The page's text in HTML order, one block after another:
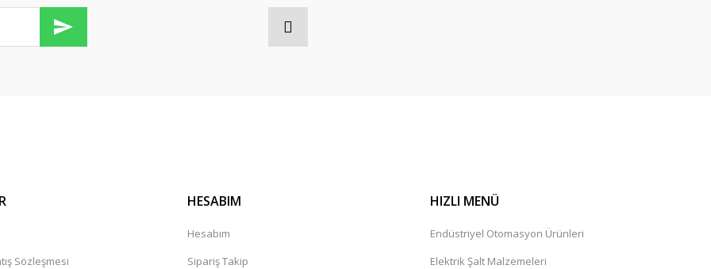
Sözleşmesi
HESABIM
Hesabım
Sipariş Takip
HIZLI MENÜ
Endüstriyel Otomasyon Ürünleri
Elektrik Şalt Malzemeleri